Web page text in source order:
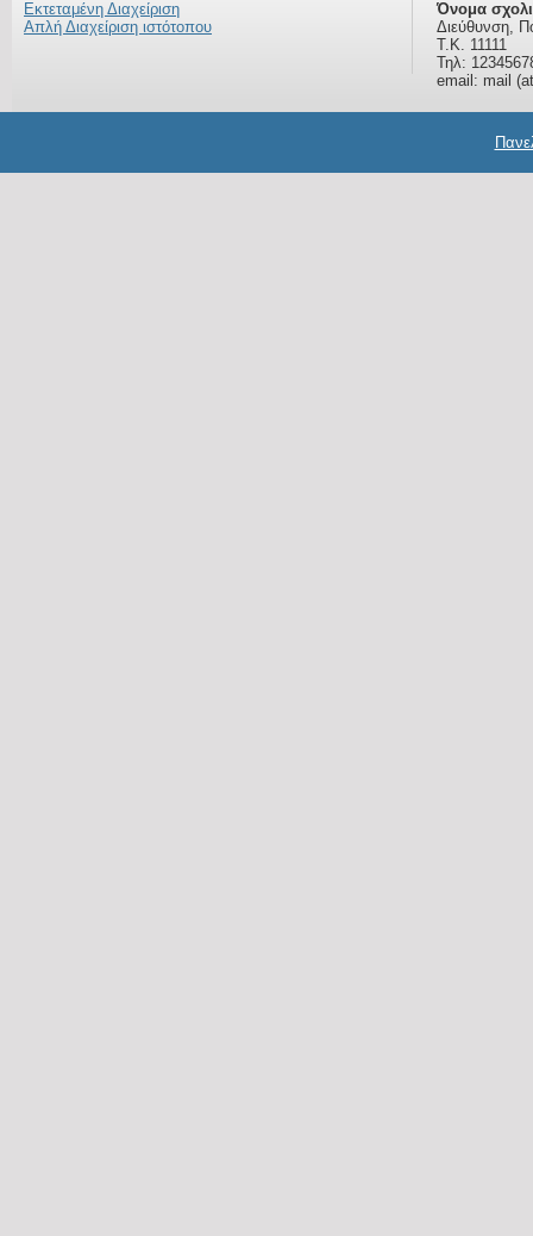
Εκτεταμένη Διαχείριση
Απλή Διαχείριση ιστότοπου
Όνομα
Διεύθυνση,
Τ.Κ. 11111
Τηλ:
email: mail